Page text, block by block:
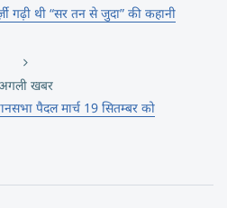
गढ़ी थी “सर तन से जुदा” की कहानी
खबर
पैदल मार्च 19 सितम्बर को